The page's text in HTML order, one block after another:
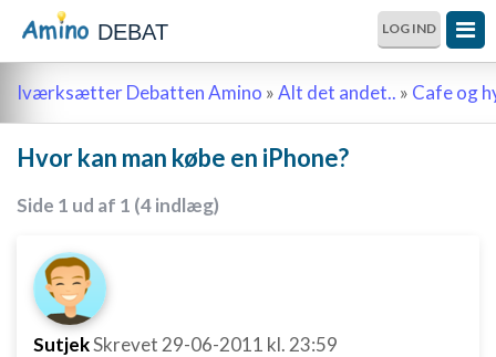
DEBAT LOG IND
Iværksætter Debatten Amino »Alt det andet.. » Cafe og
Hvor kan man købe en iPhone?
Side 1 ud af 1 (4 indlæg)
SutjekSkrevet 29-06-2011 kl. 23:59